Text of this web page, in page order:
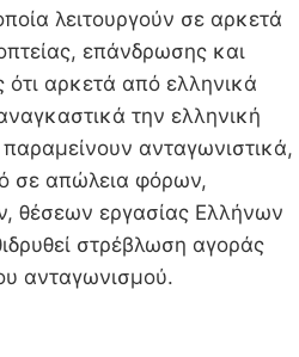
λειτουργούν σε αρκετά
επάνδρωσης και
ότι αρκετά από ελληνικά
την ελληνική
ανταγωνιστικά,
σε απώλεια φόρων,
θέσεων εργασίας Ελλήνων
στρέβλωση αγοράς
ανταγωνισμού.